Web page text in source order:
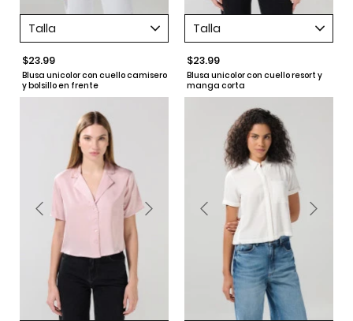
Talla
$23.99
Blusa unicolor con cuello camisero
y bolsillo en frente
Talla
$23.99
Blusa unicolor con cuello resort y
manga corta